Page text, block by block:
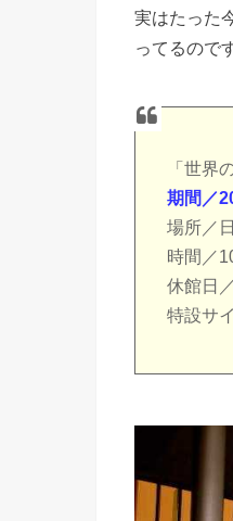
実はたった
ってるので
「世界
期間／
場所／
時間／
休館日
特設サ